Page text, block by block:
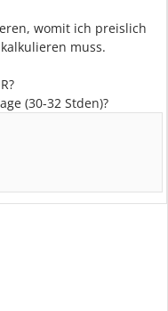
womit ich preislich
muss.
(30-32 Stden)?